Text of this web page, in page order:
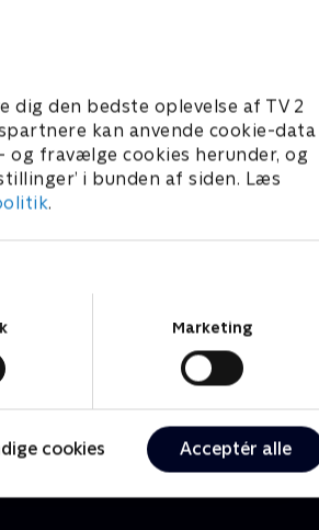
den bedste oplevelse af TV 2
kan anvende cookie-data
fravælge cookies herunder, og
i bunden af siden. Læs
.
Marketing
cookies Acceptér alle
Catriona
Krimi & Spænding • 3 sæsoner